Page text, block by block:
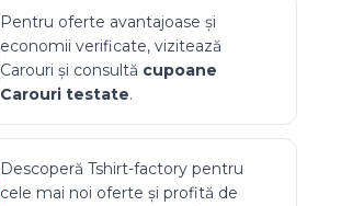
Pentru oferte avantajoase și
economii verificate, vizitează
Carouri și consultă cupoane
Carouri testate.
Descoperă Tshirt-factory pentru
cele mai noi oferte și profită de